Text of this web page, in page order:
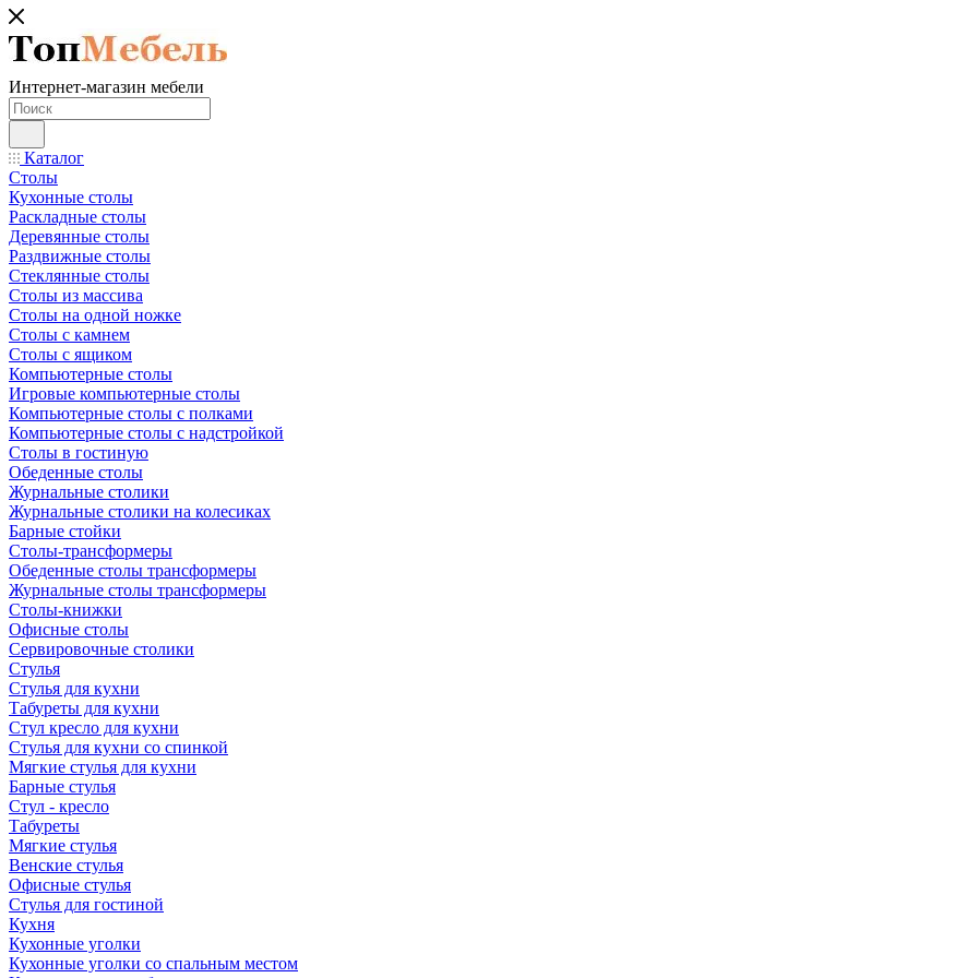
Интернет-магазин мебели
Каталог
Столы
Кухонные столы
Раскладные столы
Деревянные столы
Раздвижные столы
Стеклянные столы
Столы из массива
Столы на одной ножке
Столы с камнем
Столы с ящиком
Компьютерные столы
Игровые компьютерные столы
Компьютерные столы с полками
Компьютерные столы с надстройкой
Столы в гостиную
Обеденные столы
Журнальные столики
Журнальные столики на колесиках
Барные стойки
Столы-трансформеры
Обеденные столы трансформеры
Журнальные столы трансформеры
Столы-книжки
Офисные столы
Сервировочные столики
Стулья
Стулья для кухни
Табуреты для кухни
Стул кресло для кухни
Стулья для кухни со спинкой
Мягкие стулья для кухни
Барные стулья
Стул - кресло
Табуреты
Мягкие стулья
Венские стулья
Офисные стулья
Стулья для гостиной
Кухня
Кухонные уголки
Кухонные уголки со спальным местом